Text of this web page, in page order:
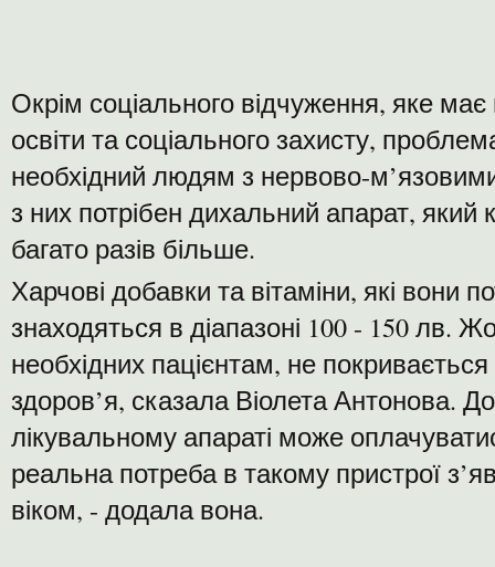
Окрім соціального відчуження, яке має
освіти та соціального захисту,
необхідний людям з нервово-
з них потрібен дихальний апарат, який
багато разів більше.
Харчові добавки та вітаміни, які вони
знаходяться в діапазоні 100 - 150 лв.
необхідних пацієнтам, не
здоров’я, сказала Віолета Антонова.
лікувальному апараті може
реальна потреба в такому пристрої
віком, - додала вона.